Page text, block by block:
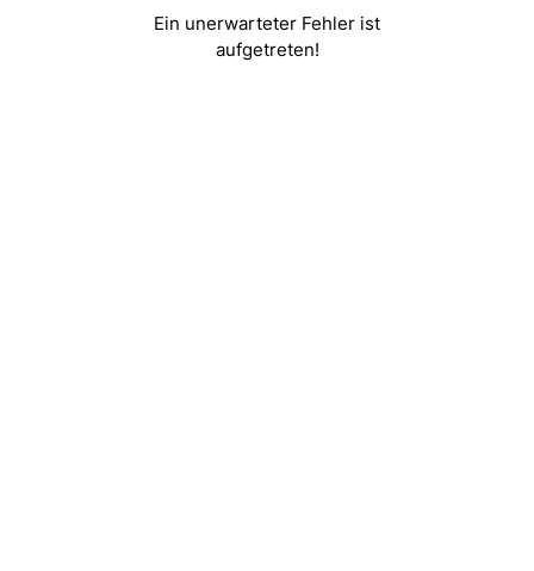
Ein unerwarteter Fehler ist
aufgetreten!